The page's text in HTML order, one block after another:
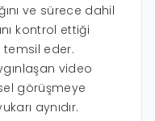
ve sürece dahil
kontrol ettiği
temsil eder.
video
görüşmeye
aynıdır.